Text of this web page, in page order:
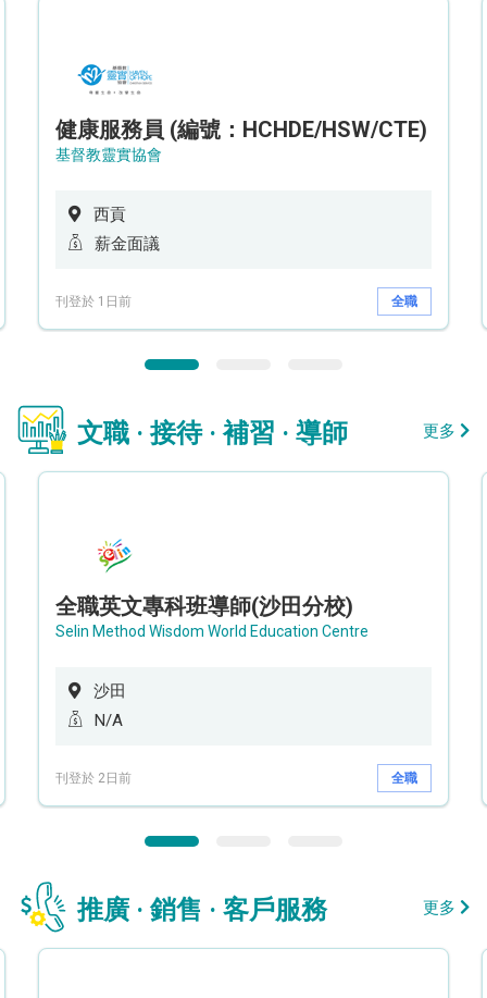
健康服務員 (編號：HCHDE/HSW/CTE)
基督教靈實協會
西貢
薪金面議
刊登於 1日前 全職
文職 · 接待 · 補習 · 導師 更多
全職英文專科班導師(沙田分校)
Selin Method Wisdom World Education Centre
沙田
N/A
刊登於 2日前 全職
推廣 · 銷售 · 客戶服務 更多